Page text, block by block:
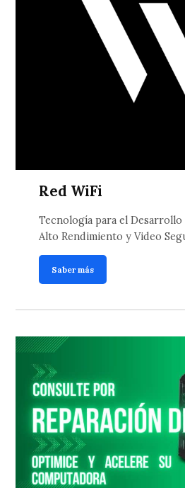
Red WiFi
Tecnología para el Desarrollo
Alto Rendimiento y Video
Saber más